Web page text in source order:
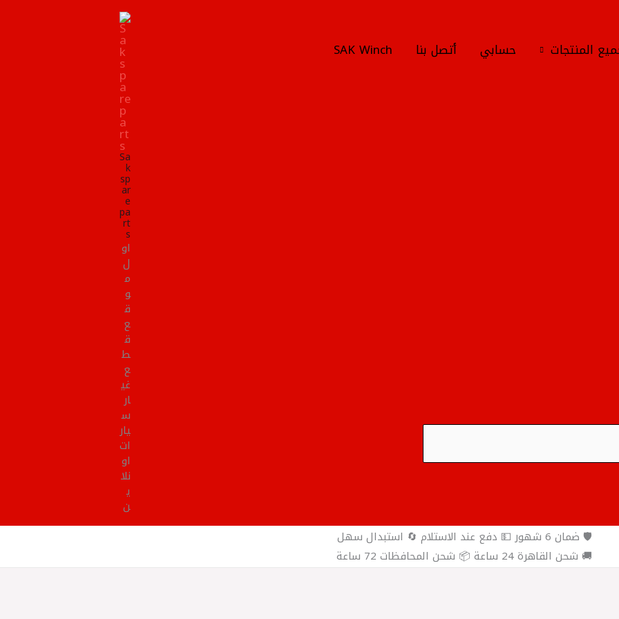
المنتجات حسابي أتصل بنا SAK Winch
Sa
k
sp
ar
e
pa
rt
s
او
ل
م
و
ق
ع
ق
ط
ع
غي
ار
س
يار
ات
او
نلا
ي
ن
🛡️ ضمان 6 شهور 💵 دفع عند الاستلام 🔄 استبدال سهل
🚚 شحن القاهرة 24 ساعة 📦 شحن المحافظات 72 ساعة